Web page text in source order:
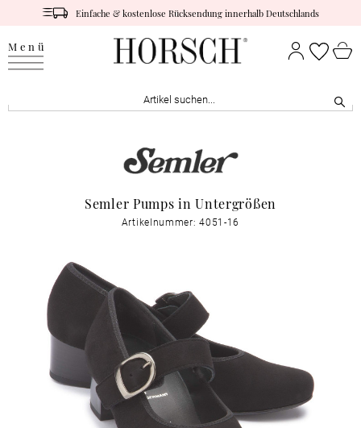
Einfache & kostenlose Rücksendung innerhalb Deutschlands
Menü
Semler Pumps in Untergrößen
Artikelnummer: 4051-16